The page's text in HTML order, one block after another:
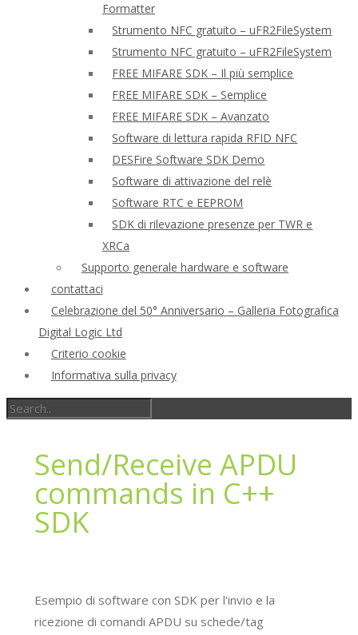
Formatter
Strumento NFC gratuito – uFR2FileSystem
Strumento NFC gratuito – uFR2FileSystem
FREE MIFARE SDK – Il più semplice
FREE MIFARE SDK – Semplice
FREE MIFARE SDK – Avanzato
Software di lettura rapida RFID NFC
DESFire Software SDK Demo
Software di attivazione del relè
Software RTC e EEPROM
SDK di rilevazione presenze per TWR e
XRCa
Supporto generale hardware e software
contattaci
Celebrazione del 50° Anniversario – Galleria Fotografica
Digital Logic Ltd
Criterio cookie
Informativa sulla privacy
Send/Receive APDU
commands in C++
SDK
Esempio di software con SDK per l'invio e la
ricezione di comandi APDU su schede/tag